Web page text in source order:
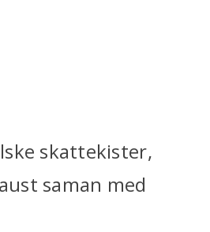
skattekister,
saman med